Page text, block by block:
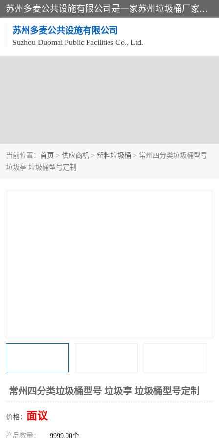
苏州多麦公共设施有限公司是一家苏州垃圾桶厂家，主营：塑料垃圾桶、分类果皮箱、户外园林椅、保安岗亭等产品厂家。全国统一热线电话：17105580222。公司组建完善的团队。设计人员，能根据客户要求，提供适合的设计方案，来满足客户的需求。
苏州多麦公共设施有限公司
Suzhou Duomai Public Facilities Co., Ltd.
当前位置： 首页 > 供应商机 > 塑料垃圾桶 > 常州四分类垃圾桶型号
垃圾亭 垃圾桶型号定制
常州四分类垃圾桶型号 垃圾亭 垃圾桶型号定制
价格： 面议
产品数量： 9999.00个